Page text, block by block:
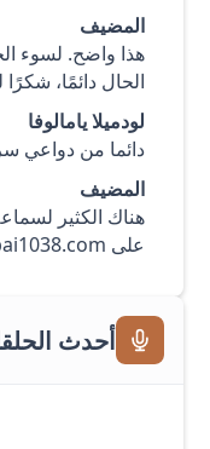
المضيف
هذا واضح. لسوء
الحال دائمًا،
لودميلا يامالوفا
دائما من دواعي
المضيف
هناك الكثير
على Dubai1038.com.
أحدث